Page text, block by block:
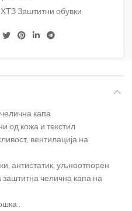
ХТЗ Заштитни обувки
капа
од кожа и текстил
вентилација на
антистатик, уљноотпорен
челична капа на
.